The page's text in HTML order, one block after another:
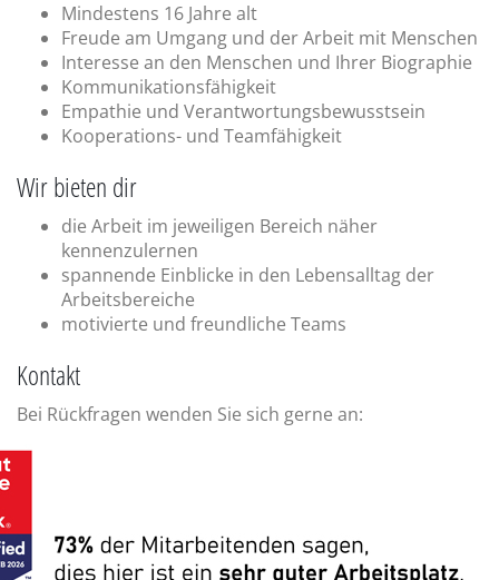
Mindestens 16 Jahre alt
Freude am Umgang und der Arbeit mit Menschen
Interesse an den Menschen und Ihrer Biographie
Kommunikationsfähigkeit
Empathie und Verantwortungsbewusstsein
Kooperations- und Teamfähigkeit
Wir bieten dir
die Arbeit im jeweiligen Bereich näher
kennenzulernen
spannende Einblicke in den Lebensalltag der
Arbeitsbereiche
motivierte und freundliche Teams
Kontakt
Bei Rückfragen wenden Sie sich gerne an: